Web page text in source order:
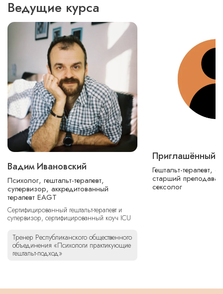
Ведущие курса
Вадим Ивановский
Психолог, гештальт-терапевт,
супервизор, аккредитованный
терапевт EAGT
Сертифицированный гештальт-терапевт и
супервизор, сертифицированный коуч ICU
Тренер Республиканского общественного
объединения «Психологи практикующие
гештальт-подход»
Приглашённый
Гештальт-терапевт,
старший
сексолог